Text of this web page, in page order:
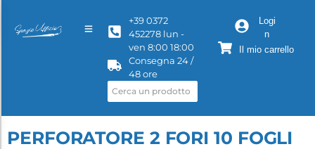
+39 0372
452278 lun -
ven 8:00 18:00
Consegna 24 /
48 ore
Logi
n
Il mio carrello
PERFORATORE 2 FORI 10 FOGLI